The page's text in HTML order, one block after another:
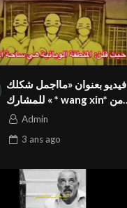
فيديو بعنوان «مااجمل شكلك
» للمشارك * wang xin* من
الصين في المسابقة الدولية
Season3 FIVS
Admin
3 ansago